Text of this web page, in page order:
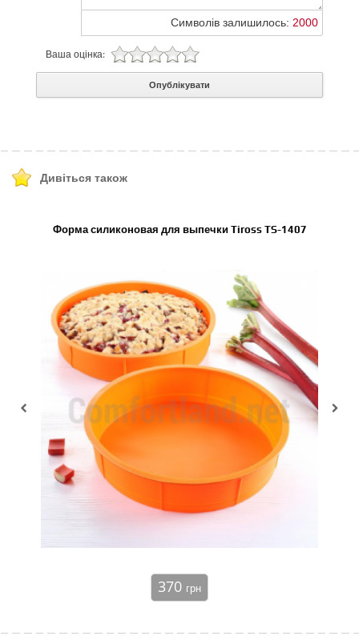
Символів залишилось: 2000
Ваша оцінка:
Опублікувати
Дивіться також
Форма силиконовая для выпечки Tiross TS-1407
370 грн